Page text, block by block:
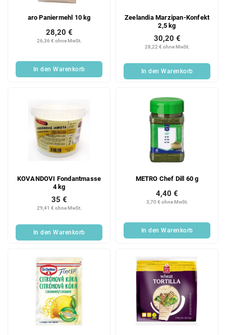
aro Paniermehl 10 kg
26,36 € ohne MwSt.
28,20 €
In den Warenkorb
Zeelandia Marzipan-Konfekt
2,5 kg
28,22 € ohne MwSt.
30,20 €
In den Warenkorb
KOVANDOVI Fondantmasse
4 kg
29,41 € ohne MwSt.
35 €
In den Warenkorb
METRO Chef Dill 60 g
3,70 € ohne MwSt.
4,40 €
In den Warenkorb